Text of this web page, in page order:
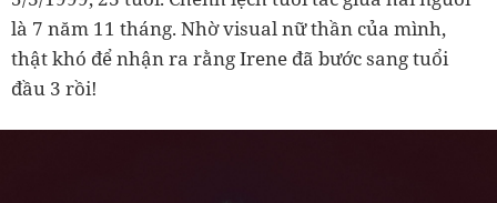
là 7 năm 11 tháng. Nhờ visual nữ thần của mình,
thật khó để nhận ra rằng Irene đã bước sang tuổi
đầu 3 rồi!